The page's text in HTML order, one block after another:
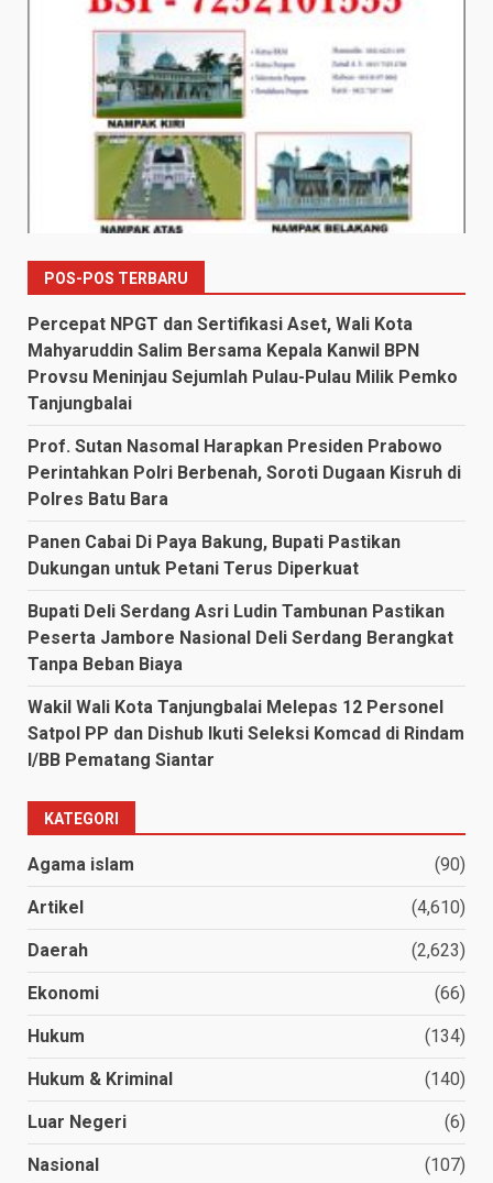
POS-POS TERBARU
Percepat NPGT dan Sertifikasi Aset, Wali Kota
Mahyaruddin Salim Bersama Kepala Kanwil BPN
Provsu Meninjau Sejumlah Pulau-Pulau Milik Pemko
Tanjungbalai
Prof. Sutan Nasomal Harapkan Presiden Prabowo
Perintahkan Polri Berbenah, Soroti Dugaan Kisruh di
Polres Batu Bara
Panen Cabai Di Paya Bakung, Bupati Pastikan
Dukungan untuk Petani Terus Diperkuat
Bupati Deli Serdang Asri Ludin Tambunan Pastikan
Peserta Jambore Nasional Deli Serdang Berangkat
Tanpa Beban Biaya
Wakil Wali Kota Tanjungbalai Melepas 12 Personel
Satpol PP dan Dishub Ikuti Seleksi Komcad di Rindam
I/BB Pematang Siantar
KATEGORI
Agama islam (90)
Artikel (4,610)
Daerah (2,623)
Ekonomi (66)
Hukum (134)
Hukum & Kriminal (140)
Luar Negeri (6)
Nasional (107)